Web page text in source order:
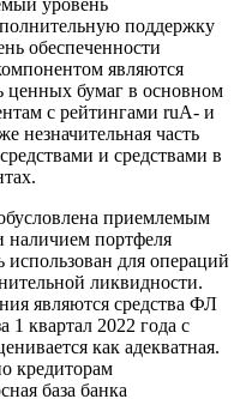
уровень
поддержку
обеспеченности
являются
ценных бумаг в основном
с рейтингами ruA- и
незначительная часть
и средствами в
приемлемым
наличием портфеля
для операций
ликвидности.
являются средства ФЛ
квартал 2022 года с
как адекватная.
кредиторам
база банка